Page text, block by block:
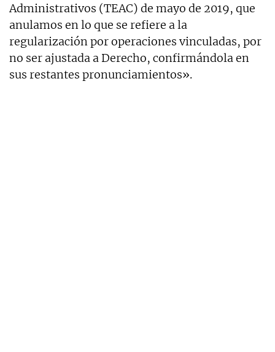
Administrativos (TEAC) de mayo de 2019, que
anulamos en lo que se refiere a la
regularización por operaciones vinculadas, por
no ser ajustada a Derecho, confirmándola en
sus restantes pronunciamientos».